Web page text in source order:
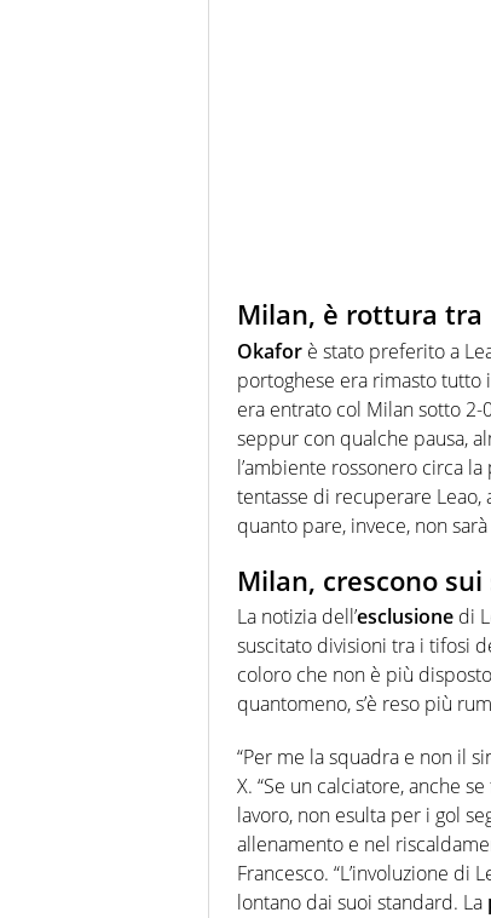
Milan, è rottura tra
Okafor è stato preferito a
portoghese era rimasto
era entrato col Milan sotto 2-
seppur con qualche pausa,
l’ambiente rossonero circa
tentasse di recuperare
quanto pare, invece, non
Milan, crescono
La notizia dell’esclusione di
suscitato divisioni tra i tifosi
coloro che non è più
quantomeno, s’è reso più
“Per me la squadra e non il
X. “Se un calciatore, anche
lavoro, non esulta per i gol
allenamento e nel
Francesco. “L’involuzione di
lontano dai suoi standard. La